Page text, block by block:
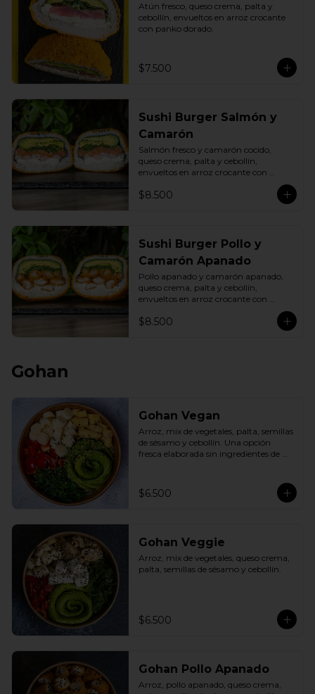
Atún fresco, queso crema, palta y
cebollín, envueltos en arroz crocante
con panko dorado.
$7.500
Sushi Burger Salmón y
Camarón
Salmón fresco y camarón cocido,
queso crema, palta y cebollín,
envueltos en arroz crocante con
$8.500
Sushi Burger Pollo y
Camarón Apanado
Pollo apanado y camarón apanado,
queso crema, palta y cebollín,
envueltos en arroz crocante con
$8.500
Gohan
Gohan Vegan
Arroz, mix de vegetales, palta, semillas
de sésamo y cebollín. Una opción
fresca elaborada sin ingredientes de
$6.500
Gohan Veggie
Arroz, mix de vegetales, queso crema,
palta, semillas de sésamo y cebollín.
$6.500
Gohan Pollo Apanado
Arroz, pollo apanado, queso crema,